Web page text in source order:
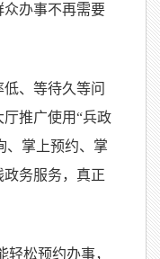
办事不再需要
、等待久等问
推广使用“兵政
、掌上预约、掌
政务服务，真正
轻松预约办事，